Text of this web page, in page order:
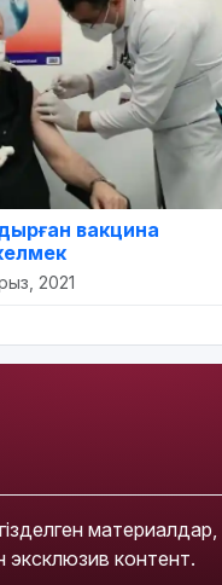
вакцина
2021
материалдар,
эксклюзив контент.